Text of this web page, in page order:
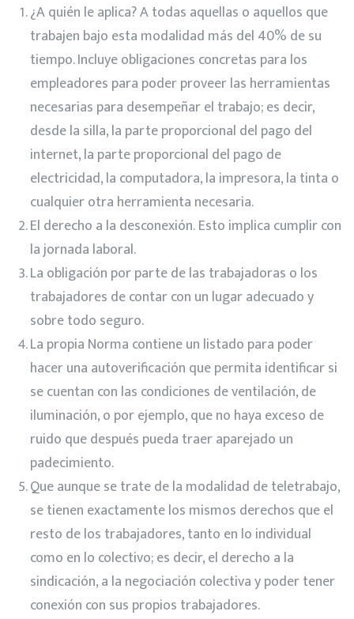
¿A quién le aplica? A todas aquellas o aquellos que
trabajen bajo esta modalidad más del 40% de su
tiempo. Incluye obligaciones concretas para los
empleadores para poder proveer las herramientas
necesarias para desempeñar el trabajo; es decir,
desde la silla, la parte proporcional del pago del
internet, la parte proporcional del pago de
electricidad, la computadora, la impresora, la tinta o
cualquier otra herramienta necesaria.
El derecho a la desconexión. Esto implica cumplir con
la jornada laboral.
La obligación por parte de las trabajadoras o los
trabajadores de contar con un lugar adecuado y
sobre todo seguro.
La propia Norma contiene un listado para poder
hacer una autoverificación que permita identificar si
se cuentan con las condiciones de ventilación, de
iluminación, o por ejemplo, que no haya exceso de
ruido que después pueda traer aparejado un
padecimiento.
Que aunque se trate de la modalidad de teletrabajo,
se tienen exactamente los mismos derechos que el
resto de los trabajadores, tanto en lo individual
como en lo colectivo; es decir, el derecho a la
sindicación, a la negociación colectiva y poder tener
conexión con sus propios trabajadores.